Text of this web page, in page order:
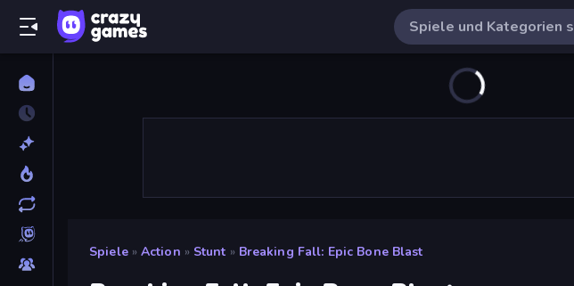
Spiele » Action » Stunt » Breaking Fall: Epic Bone Blast